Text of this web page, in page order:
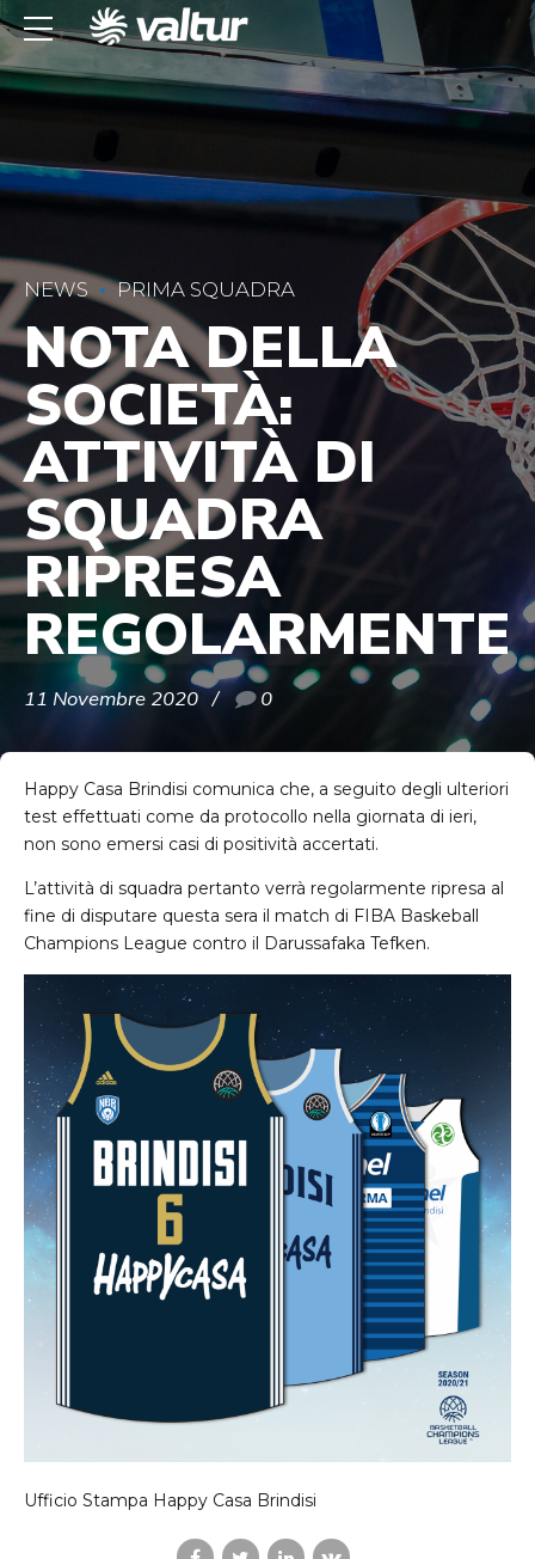
NEWS PRIMA SQUADRA
NOTA DELLA
SOCIETÀ:
ATTIVITÀ DI
SQUADRA
RIPRESA
REGOLARMENTE
11 Novembre 2020 0
Happy Casa Brindisi comunica che, a seguito degli ulteriori
test effettuati come da protocollo nella giornata di ieri,
non sono emersi casi di positività accertati.
L’attività di squadra pertanto verrà regolarmente ripresa al
fine di disputare questa sera il match di FIBA Baskeball
Champions League contro il Darussafaka Tefken.
Ufficio Stampa Happy Casa Brindisi